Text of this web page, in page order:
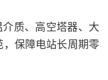
质、高空塔器、大
保障电站长周期零